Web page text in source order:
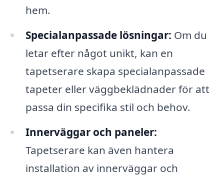
hem.
Specialanpassade lösningar: Om du
letar efter något unikt, kan en
tapetserare skapa specialanpassade
tapeter eller väggbeklädnader för att
passa din specifika stil och behov.
Innerväggar och paneler:
Tapetserare kan även hantera
installation av innerväggar och